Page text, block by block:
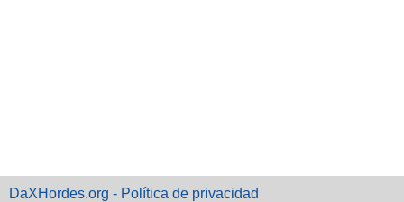
DaXHordes.org - Política de privacidad